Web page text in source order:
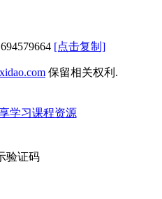
[点击复制]
保留相关权利.
验证码